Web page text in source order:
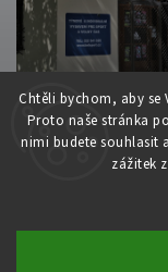
Chtěli bychom, aby se
Proto naše stránka
nimi budete souhlasit
zážitek